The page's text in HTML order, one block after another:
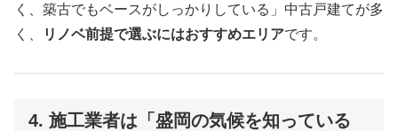
く、築古でもベースがしっかりしている」中古戸建てが多
く、
リノベ前提で選ぶにはおすすめエリアです。
4. 施工業者は「盛岡の気候を知っている